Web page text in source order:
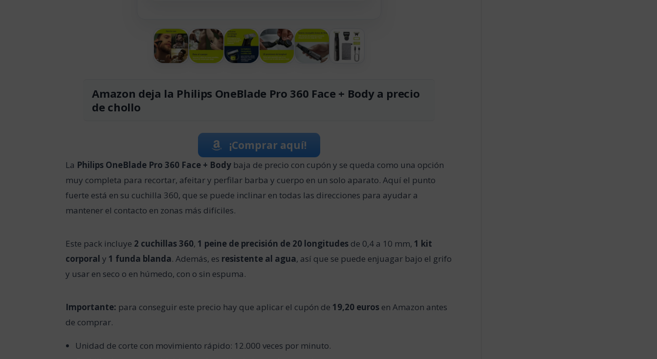
Amazon deja la Philips OneBlade Pro 360 Face + Body a precio
de chollo
¡Comprar aquí!
La Philips OneBlade Pro 360 Face + Body baja de precio con cupón y se queda como una opción
muy completa para recortar, afeitar y perfilar barba y cuerpo en un solo aparato. Aquí el punto
fuerte está en su cuchilla 360, que se puede inclinar en todas las direcciones para ayudar a
mantener el contacto en zonas más difíciles.
Este pack incluye 2 cuchillas 360, 1 peine de precisión de 20 longitudes de 0,4 a 10 mm, 1 kit
corporal y 1 funda blanda. Además, es resistente al agua, así que se puede enjuagar bajo el grifo
y usar en seco o en húmedo, con o sin espuma.
Importante: para conseguir este precio hay que aplicar el cupón de 19,20 euros en Amazon antes
de comprar.
Unidad de corte con movimiento rápido: 12.000 veces por minuto.